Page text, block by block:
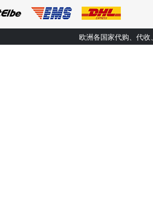
欧洲各国家代购、代